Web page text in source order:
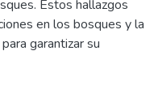
Estos hallazgos
en los bosques y la
garantizar su